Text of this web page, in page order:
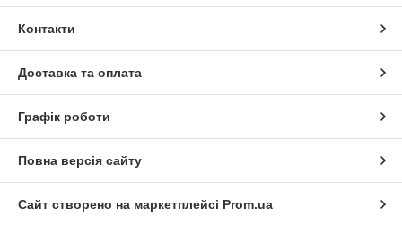
Контакти
Доставка та оплата
Графік роботи
Повна версія сайту
Сайт створено на маркетплейсі Prom.ua